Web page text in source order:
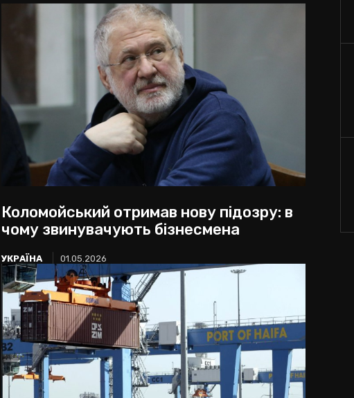
Коломойський отримав нову підозру: в
чому звинувачують бізнесмена
УКРАЇНА 01.05.2026